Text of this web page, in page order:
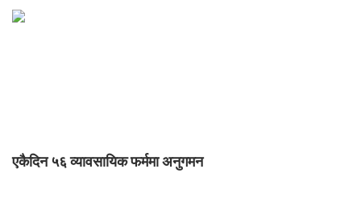
एकैदिन ५६ व्यावसायिक फर्ममा अनुगमन